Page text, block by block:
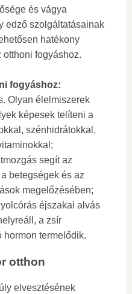
és vágya
edző szolgáltatásainak
hatékony
otthoni fogyáshoz.
fogyáshoz:
Olyan élelmiszerek
képesek telíteni a
szénhidrátokkal,
segít az
betegségek és az
megelőzésében;
éjszakai alvás
a zsír
termelődik.
otthon
elvesztésének